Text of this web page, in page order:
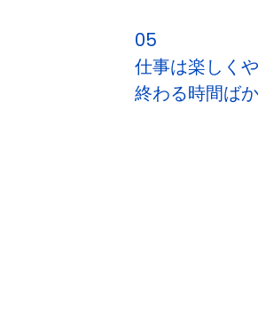
05
仕事は楽しく
終わる時間ば